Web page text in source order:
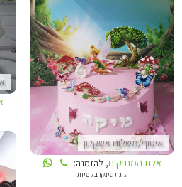
איסוף/משלוח אשקלון
אלת המתוקים
אלת המתוקים, להזמנה: |
עוגת טינקרבל פיות